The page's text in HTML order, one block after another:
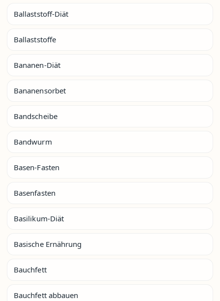
Ballaststoff-Diät
Ballaststoffe
Bananen-Diät
Bananensorbet
Bandscheibe
Bandwurm
Basen-Fasten
Basenfasten
Basilikum-Diät
Basische Ernährung
Bauchfett
Bauchfett abbauen